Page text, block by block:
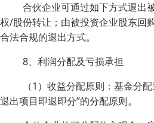
合伙企业可通过如下方式退出
权/股份转让；由被投资企业股东回
合法合规的退出方式。
8、利润分配及亏损承担
（1）收益分配原则：基金分
退出项目即退即分”的分配原则。